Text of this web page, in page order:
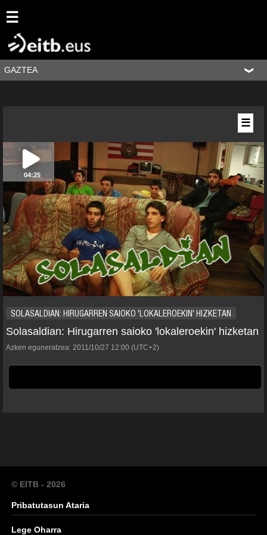
☰
GAZTEA
04:25
SOLASALDIAN: HIRUGARREN SAIOKO 'LOKALEROEKIN' HIZKETAN
Solasaldian: Hirugarren saioko 'lokaleroekin' hizketan
Azken eguneratzea: 2011/10/27 12:00 (UTC+2)
☰
© EITB - 2026
Pribatutasun Ataria
Lege Oharra